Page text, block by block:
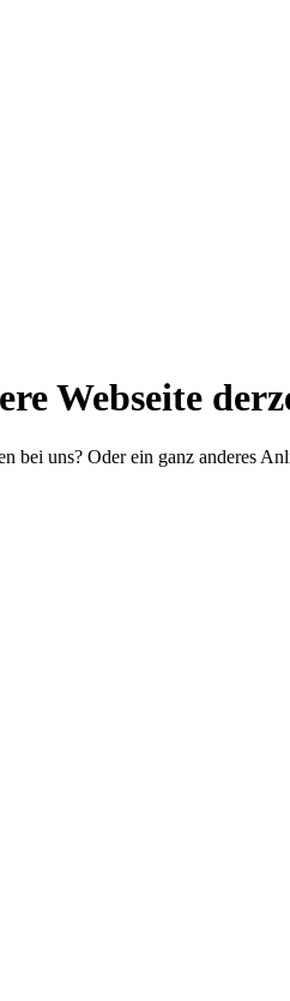
Webseite
bei uns? Oder ein ganz anderes